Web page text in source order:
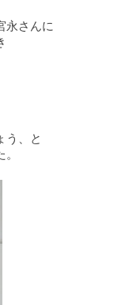
永さんに
う、と